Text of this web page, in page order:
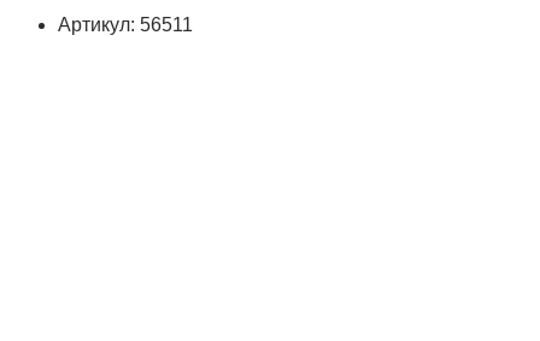
Артикул: 56511